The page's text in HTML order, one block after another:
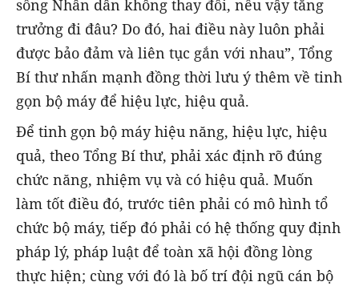
sống Nhân dân không thay đổi, nếu vậy tăng
trưởng đi đâu? Do đó, hai điều này luôn phải
được bảo đảm và liên tục gắn với nhau”, Tổng
Bí thư nhấn mạnh đồng thời lưu ý thêm về tinh
gọn bộ máy để hiệu lực, hiệu quả.
Để tinh gọn bộ máy hiệu năng, hiệu lực, hiệu
quả, theo Tổng Bí thư, phải xác định rõ đúng
chức năng, nhiệm vụ và có hiệu quả. Muốn
làm tốt điều đó, trước tiên phải có mô hình tổ
chức bộ máy, tiếp đó phải có hệ thống quy định
pháp lý, pháp luật để toàn xã hội đồng lòng
thực hiện; cùng với đó là bố trí đội ngũ cán bộ